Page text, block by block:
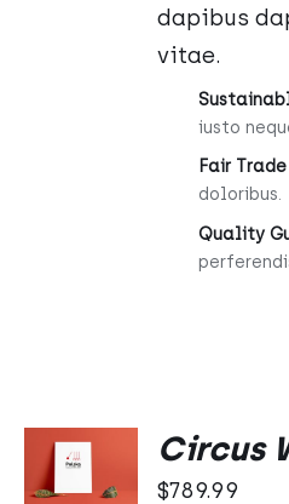
dapibus
vitae.
iusto
Fair Trade
doloribus.
Quality
DO
KOSZYKA
Circus
$789.99